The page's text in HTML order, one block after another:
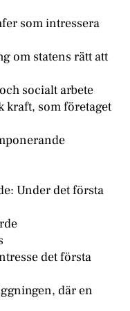
som intressera
om statens rätt att
socialt arbete
kraft, som företaget
Under det första
det första
där en